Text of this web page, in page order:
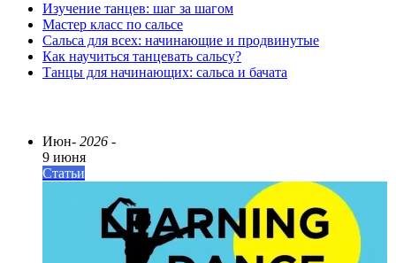
Изучение танцев: шаг за шагом
Мастер класс по сальсе
Сальса для всех: начинающие и продвинутые
Как научиться танцевать сальсу?
Танцы для начинающих: сальса и бачата
Июн- 2026 -
9 июня
Статьи